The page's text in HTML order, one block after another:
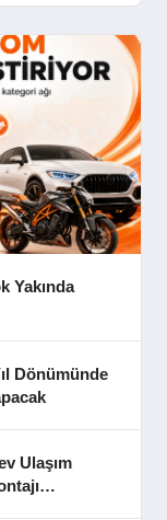
Yakında
Dönümünde
Ulaşım